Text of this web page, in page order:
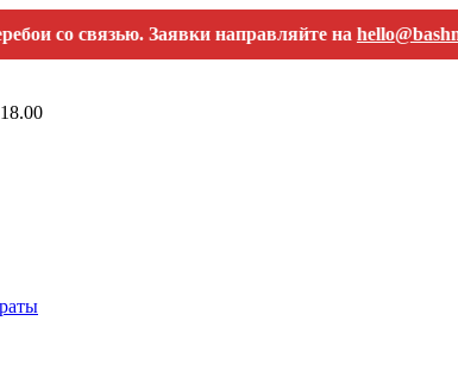
Заявки направляйте наhello@bashmedica.ru